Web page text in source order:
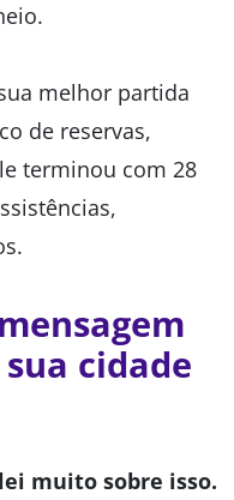
melhor partida
de reservas,
terminou com 28
cidade
muito sobre isso.